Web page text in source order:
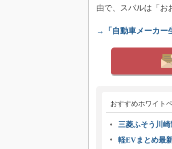
由で、スバルは「お
→「自動車メーカー
おすすめホワイト
三菱ふそう川
軽EVまとめ最